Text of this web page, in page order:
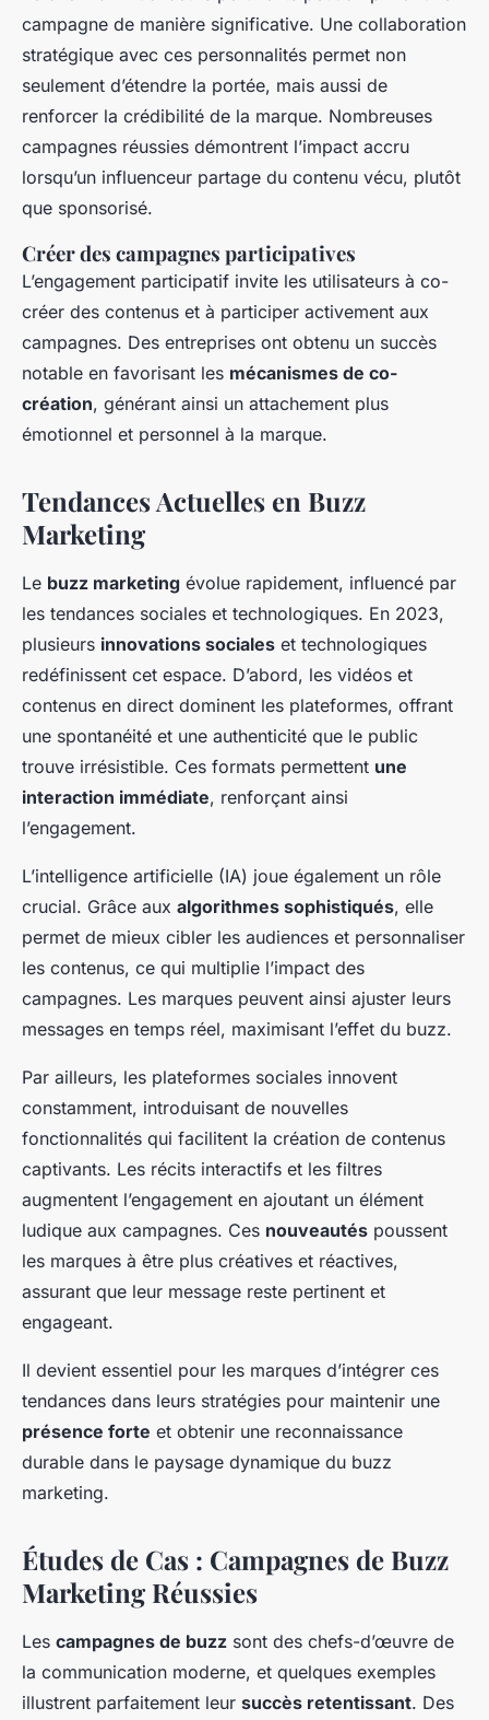
campagne de manière significative. Une collaboration
stratégique avec ces personnalités permet non
seulement d’étendre la portée, mais aussi de
renforcer la crédibilité de la marque. Nombreuses
campagnes réussies démontrent l’impact accru
lorsqu’un influenceur partage du contenu vécu, plutôt
que sponsorisé.
Créer des campagnes participatives
L’engagement participatif invite les utilisateurs à co-
créer des contenus et à participer activement aux
campagnes. Des entreprises ont obtenu un succès
notable en favorisant les mécanismes de co-
création, générant ainsi un attachement plus
émotionnel et personnel à la marque.
Tendances Actuelles en Buzz
Marketing
Le buzz marketing évolue rapidement, influencé par
les tendances sociales et technologiques. En 2023,
plusieurs innovations sociales et technologiques
redéfinissent cet espace. D’abord, les vidéos et
contenus en direct dominent les plateformes, offrant
une spontanéité et une authenticité que le public
trouve irrésistible. Ces formats permettent une
interaction immédiate, renforçant ainsi
l’engagement.
L’intelligence artificielle (IA) joue également un rôle
crucial. Grâce aux algorithmes sophistiqués, elle
permet de mieux cibler les audiences et personnaliser
les contenus, ce qui multiplie l’impact des
campagnes. Les marques peuvent ainsi ajuster leurs
messages en temps réel, maximisant l’effet du buzz.
Par ailleurs, les plateformes sociales innovent
constamment, introduisant de nouvelles
fonctionnalités qui facilitent la création de contenus
captivants. Les récits interactifs et les filtres
augmentent l’engagement en ajoutant un élément
ludique aux campagnes. Ces nouveautés poussent
les marques à être plus créatives et réactives,
assurant que leur message reste pertinent et
engageant.
Il devient essentiel pour les marques d’intégrer ces
tendances dans leurs stratégies pour maintenir une
présence forte et obtenir une reconnaissance
durable dans le paysage dynamique du buzz
marketing.
Études de Cas : Campagnes de Buzz
Marketing Réussies
Les campagnes de buzz sont des chefs-d’œuvre de
la communication moderne, et quelques exemples
illustrent parfaitement leur succès retentissant. Des